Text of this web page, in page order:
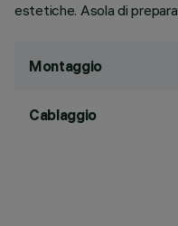
estetiche. Asola di
Montaggio
Cablaggio